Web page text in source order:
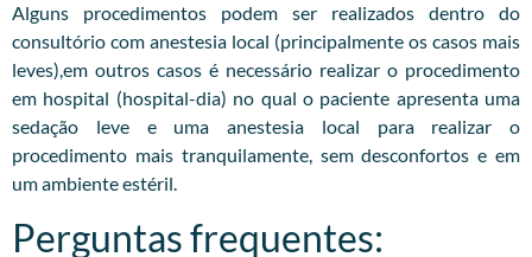
Alguns procedimentos podem ser realizados dentro do
consultório com anestesia local (principalmente os casos mais
leves),em outros casos é necessário realizar o procedimento
em hospital (hospital-dia) no qual o paciente apresenta uma
sedação leve e uma anestesia local para realizar o
procedimento mais tranquilamente, sem desconfortos e em
um ambiente estéril.
Perguntas frequentes: